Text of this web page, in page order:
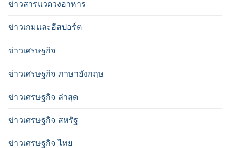
ข่าวสารแวดวงอาหาร
ข่าวเกมและอีสปอร์ต
ข่าวเศรษฐกิจ
ข่าวเศรษฐกิจ ภาษาอังกฤษ
ข่าวเศรษฐกิจ ล่าสุด
ข่าวเศรษฐกิจ สหรัฐ
ข่าวเศรษฐกิจ ไทย